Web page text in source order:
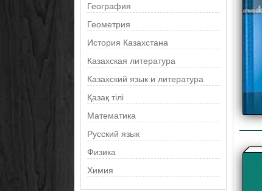
География
Геометрия
История Казахстана
Казахская литература
Казахский язык и литература
Қазақ тілі
Математика
Русский язык
Физика
Химия